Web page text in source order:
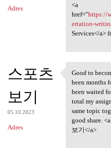
Adres
<a
href="https://
ertation-
Services</a>
스포츠
보기
05.10.2023
Adres
Good to
Good to
been months
been waited
total my
same topic
good share.
보기</a>